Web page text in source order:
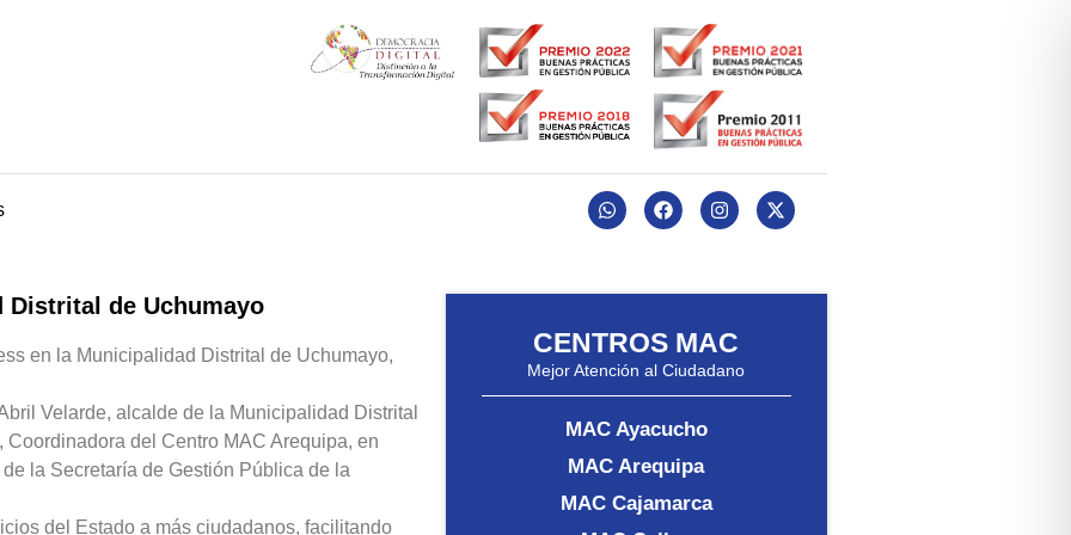
Distrital de Uchumayo
en la Municipalidad Distrital de Uchumayo,
Velarde, alcalde de la Municipalidad Distrital
del Centro MAC Arequipa, en
la Secretaría de Gestión Pública de la
del Estado a más ciudadanos, facilitando
CENTROS MAC
Mejor Atención al Ciudadano
MAC Ayacucho
MAC Arequipa
MAC Cajamarca